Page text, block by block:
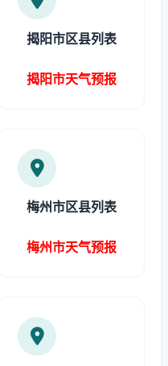
揭阳市区县列表
揭阳市天气预报
梅州市区县列表
梅州市天气预报